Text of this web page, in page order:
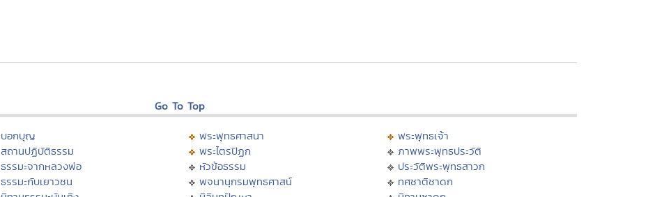
Go To Top
บอกบุญ
สถานปฏิบัติธรรม
ธรรมะจากหลวงพ่อ
ธรรมะกับเยาวชน
พระพุทธศาสนา
พระไตรปิฏก
หัวข้อธรรม
พจนานุกรมพุทธศาสน์
พระพุทธเจ้า
ภาพพระพุทธประวัติ
ประวัติพระพุทธสาวก
ทศชาติชาดก